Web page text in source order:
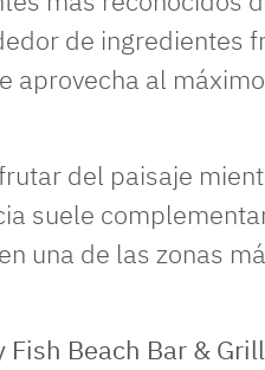
de ingredientes
aprovecha al
del paisaje
suele
una de las zonas
Fish Beach Bar &